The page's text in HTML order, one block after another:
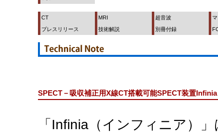
CT MRI 超音波
プレスリリース
技術解説 別冊付録
SPECT－吸収補正用X線CT搭載可能SPECT装置Infinia
「Infinia（インフィニア）